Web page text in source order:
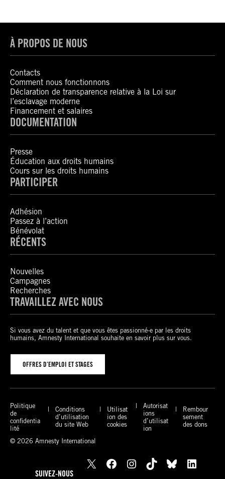
À PROPOS DE NOUS
Contacts
Comment nous fonctionnons
Déclaration de transparence relative à la Loi sur
l’esclavage moderne
Financement et salaires
DOCUMENTATION
Presse
Éducation aux droits humains
Cours sur les droits humains
PARTICIPER
Adhésion
Passez à l’action
Bénévolat
RÉCENTS
Nouvelles
Campagnes
Recherches
TRAVAILLEZ AVEC NOUS
Si vous avez du talent et que vous êtes passionné-e par les droits
humains, Amnesty International souhaite en savoir plus sur vous.
OFFRES D’EMPLOI ET STAGES
Politique
de
confidentia
lité
Conditions
d’utilisation
du site Web
Utilisat
ion des
cookies
Autorisat
ions
d’utilisat
ion
Rembour
sement
des dons
© 2026 Amnesty International
SUIVEZ-NOUS
X Facebook Instagram TikTok Bluesky
LinkedIn